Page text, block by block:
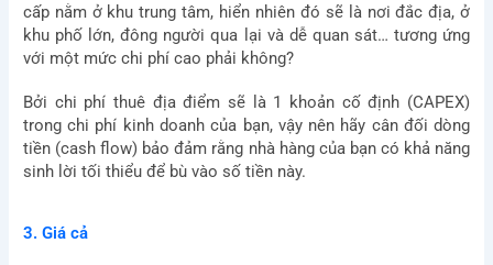
cấp nằm ở khu trung tâm, hiển nhiên đó sẽ là nơi đắc địa, ở
khu phố lớn, đông người qua lại và dễ quan sát… tương ứng
với một mức chi phí cao phải không?
Bởi chi phí thuê địa điểm sẽ là 1 khoản cố định (CAPEX)
trong chi phí kinh doanh của bạn, vậy nên hãy cân đối dòng
tiền (cash flow) bảo đảm rằng nhà hàng của bạn có khả năng
sinh lời tối thiểu để bù vào số tiền này.
3. Giá cả